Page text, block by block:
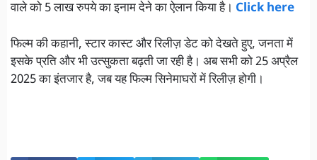
वाले को 5 लाख रुपये का इनाम देने का ऐलान किया है। Click here
फिल्म की कहानी, स्टार कास्ट और रिलीज़ डेट को देखते हुए, जनता में
इसके प्रति और भी उत्सुकता बढ़ती जा रही है। अब सभी को 25 अप्रैल
2025 का इंतजार है, जब यह फिल्म सिनेमाघरों में रिलीज़ होगी।